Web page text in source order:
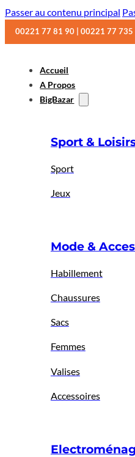
Passer au contenu principal
00221 77 81 90 | 00221 77
Accueil
A Propos
BigBazar
Sport &
Sport
Jeux
Mode &
Habillement
Chaussures
Sacs
Femmes
Valises
Accessoires